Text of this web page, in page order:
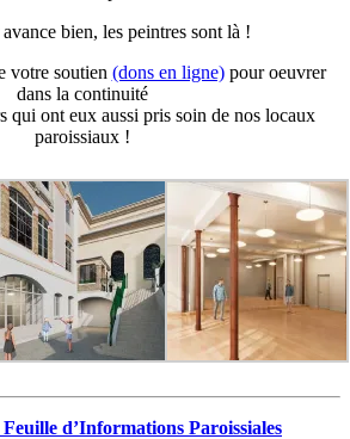
bien, les peintres sont là !
votre soutien (dons en ligne)pour oeuvrer
dans la continuité
qui ont eux aussi pris soin de nos locaux
paroissiaux !
Feuille d’Informations Paroissiales